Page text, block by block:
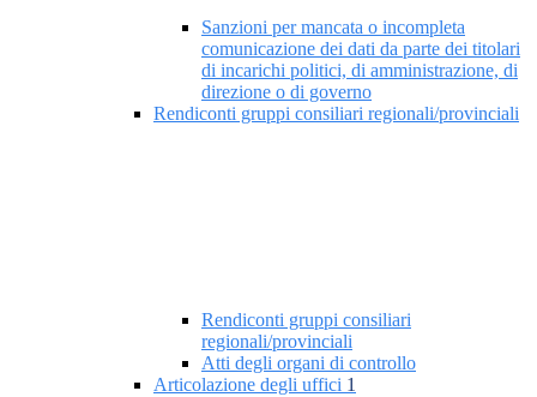
Sanzioni per mancata o incompleta
comunicazione dei dati da parte dei titolari
di incarichi politici, di amministrazione, di
direzione o di governo
Rendiconti gruppi consiliari regionali/provinciali
Rendiconti gruppi consiliari
regionali/provinciali
Atti degli organi di controllo
Articolazione degli uffici 1